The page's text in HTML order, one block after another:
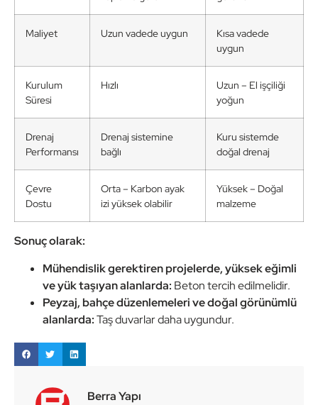
Maliyet Uzun vadede uygun
Kısa vadede
uygun
Kurulum
Süresi
Hızlı
Uzun – El işçiliği
yoğun
Drenaj
Performansı
Drenaj sistemine
bağlı
Kuru sistemde
doğal drenaj
Çevre
Dostu
Orta – Karbon ayak
izi yüksek olabilir
Yüksek – Doğal
malzeme
Sonuç olarak:
Mühendislik gerektiren projelerde, yüksek eğimli
ve yük taşıyan alanlarda: Beton tercih edilmelidir.
Peyzaj, bahçe düzenlemeleri ve doğal görünümlü
alanlarda:Taş duvarlar daha uygundur.
Berra Yapı